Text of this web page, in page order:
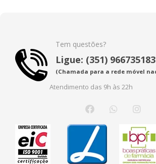
Tem questões?
Ligue: (351) 966735183
(Chamada para a rede móvel
Atendimento das 9h às 22h